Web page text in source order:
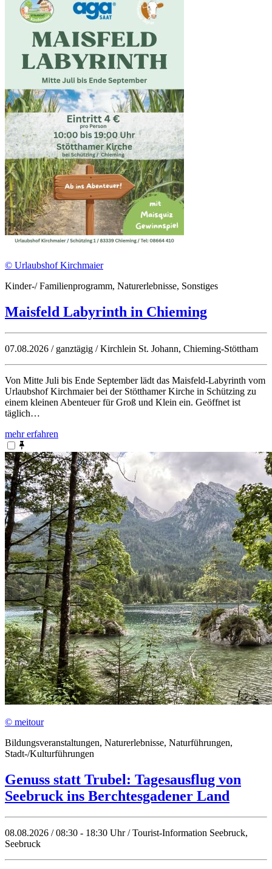
© Urlaubshof Kirchmaier
Kinder-/ Familienprogramm, Naturerlebnisse, Sonstiges
Maisfeld Labyrinth in Chieming
07.08.2026 / ganztägig / Kirchlein St. Johann, Chieming-Stöttham
Von Mitte Juli bis Ende September lädt das Maisfeld-Labyrinth vom
Urlaubshof Kirchmaier bei der Stötthamer Kirche in Schützing zu
einem kleinen Abenteuer für Groß und Klein ein. Geöffnet ist
täglich…
mehr erfahren
© meitour
Bildungsveranstaltungen, Naturerlebnisse, Naturführungen,
Stadt-/Kulturführungen
Genuss statt Trubel: Tagesausflug von
Seebruck ins Berchtesgadener Land
08.08.2026 / 08:30 - 18:30 Uhr / Tourist-Information Seebruck,
Seebruck